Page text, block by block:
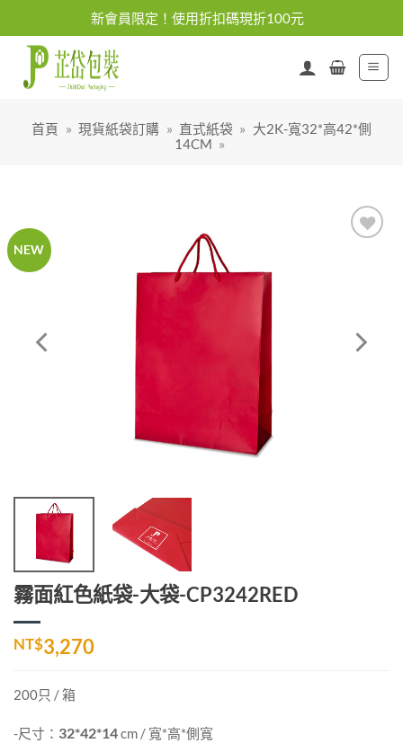
content
新會員限定！使用折扣碼現折100元
首頁 » 現貨紙袋訂購 » 直式紙袋 » 大2K-寬32*高42*側
14CM »
NEW
霧面紅色紙袋-大袋-CP3242RED
NT$3,270
200只 / 箱
-尺寸： 32*42*14cm / 寬*高*側寬